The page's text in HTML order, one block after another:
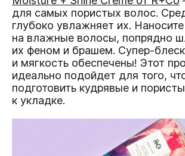
для самых пористых волос.
глубоко увлажняет их. Наносите
на влажные волосы, попрядно
их феном и брашем. Супер-
и мягкость обеспечены! Этот
идеально подойдет для того,
подготовить кудрявые и
к укладке.